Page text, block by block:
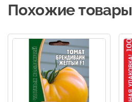
Похожие товары